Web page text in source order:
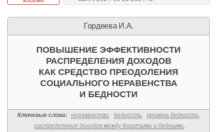
Гордеева И.А.
ПОВЫШЕНИЕ ЭФФЕКТИВНОСТИ
РАСПРЕДЕЛЕНИЯ ДОХОДОВ
КАК СРЕДСТВО ПРЕОДОЛЕНИЯ
СОЦИАЛЬНОГО НЕРАВЕНСТВА
И БЕДНОСТИ
Ключевые слова: неравенство, бедность, уровень бедности,
распределение доходов между богатыми и бедными,